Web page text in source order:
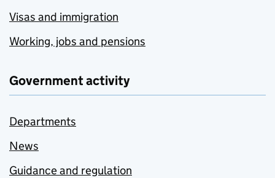
Visas and immigration
Working, jobs and pensions
Government activity
Departments
News
Guidance and regulation